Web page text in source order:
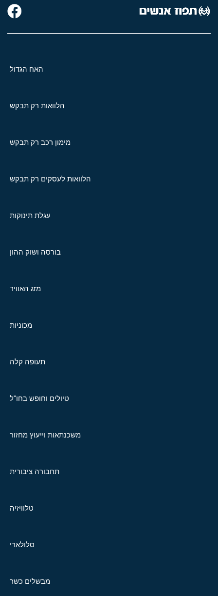
האח הגדול
הלוואות רק תבקש
מימון רכב רק תבקש
הלוואות לעסקים רק תבקש
עגלת תינוקות
בורסה ושוק ההון
מזג האוויר
מכוניות
תעופה קלה
טיולים וחופש בחו"ל
משכנתאות וייעוץ מחזור
תחבורה ציבורית
טלוויזיה
סלולארי
מבשלים כשר